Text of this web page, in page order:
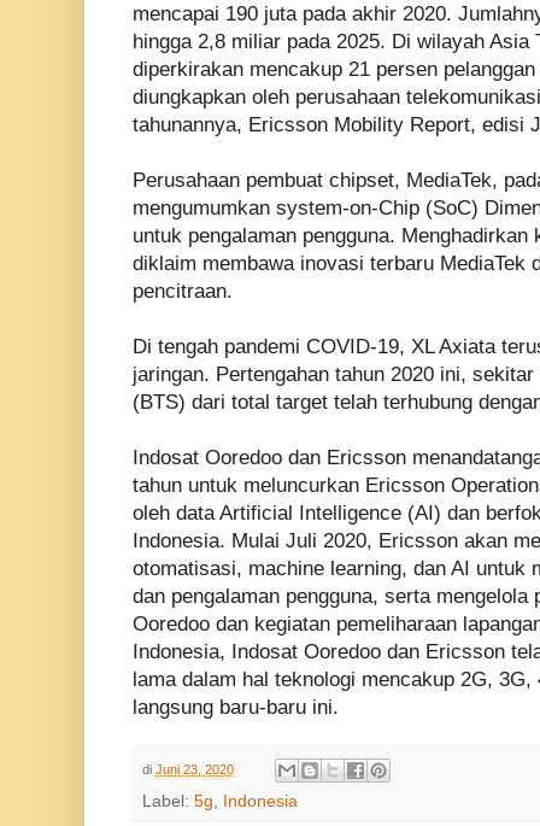
mencapai 190 juta pada akhir 2020.
hingga 2,8 miliar pada 2025. Di wilayah Asia
diperkirakan mencakup 21 persen
diungkapkan oleh perusahaan
tahunannya, Ericsson Mobility Report, edisi
Perusahaan pembuat chipset, MediaTek,
mengumumkan system-on-Chip (SoC)
untuk pengalaman pengguna.
diklaim membawa inovasi terbaru MediaTek
pencitraan.
Di tengah pandemi COVID-19, XL Axiata
jaringan. Pertengahan tahun 2020 ini,
(BTS) dari total target telah terhubung
Indosat Ooredoo dan Ericsson
tahun untuk meluncurkan Ericsson
oleh data Artificial Intelligence (AI) dan
Indonesia. Mulai Juli 2020, Ericsson akan
otomatisasi, machine learning, dan AI untuk
dan pengalaman pengguna, serta
Ooredoo dan kegiatan pemeliharaan
Indonesia, Indosat Ooredoo dan Ericsson
lama dalam hal teknologi mencakup 2G,
langsung baru-baru ini.
di Juni 23, 2020
Label: 5g Indonesia